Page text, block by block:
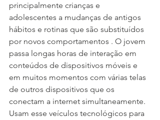
principalmente crianças e
adolescentes a mudanças de antigos
hábitos e rotinas que são substituídos
por novos comportamentos . O jovem
passa longas horas de interação em
conteúdos de dispositivos móveis e
em muitos momentos com várias telas
de outros dispositivos que os
conectam a internet simultaneamente.
Usam esse veículos tecnológicos para